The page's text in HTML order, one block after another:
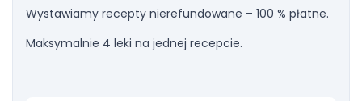
Wystawiamy recepty nierefundowane – 100 % płatne.
Maksymalnie 4 leki na jednej recepcie.